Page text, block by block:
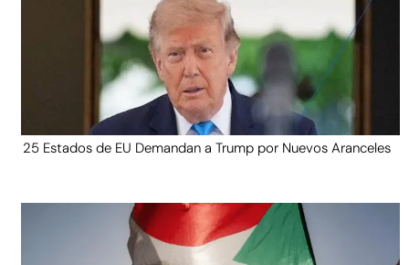
25 Estados de EU Demandan a Trump por Nuevos Aranceles